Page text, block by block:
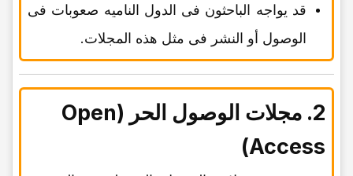
قد یواجه الباحثون فی الدول النامیه صعوبات فی
الوصول أو النشر فی مثل هذه المجلات.
2. مجلات الوصول الحر (Open
Access)